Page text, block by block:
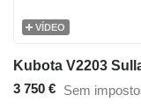
VÍDEO
3 750 € Sem